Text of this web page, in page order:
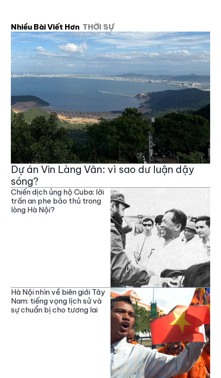
Nhiều Bài Viết Hơn THỜI SỰ
Dự án Vin Làng Vân: vì sao dư luận dậy
sóng?
Chiến dịch ủng hộ Cuba: lời
trấn an phe bảo thủ trong
lòng Hà Nội?
Hà Nội nhìn về biên giới Tây
Nam: tiếng vọng lịch sử và
sự chuẩn bị cho tương lai